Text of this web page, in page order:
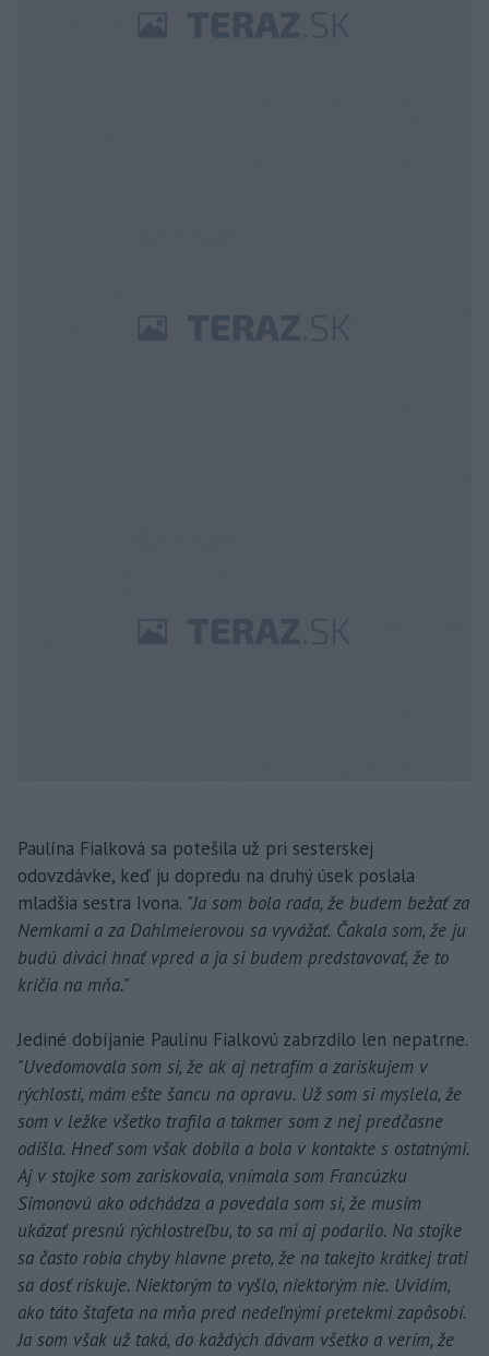
Paulína Fialková sa potešila už pri sesterskej
odovzdávke, keď ju dopredu na druhý úsek poslala
mladšia sestra Ivona. "Ja som bola rada, že budem bežať za
Nemkami a za Dahlmeierovou sa vyvážať. Čakala som, že ju
budú diváci hnať vpred a ja si budem predstavovať, že to
kričia na mňa."
Jediné dobíjanie Paulínu Fialkovú zabrzdilo len nepatrne.
"Uvedomovala som si, že ak aj netrafím a zariskujem v
rýchlosti, mám ešte šancu na opravu. Už som si myslela, že
som v ležke všetko trafila a takmer som z nej predčasne
odišla. Hneď som však dobila a bola v kontakte s ostatnými.
Aj v stojke som zariskovala, vnímala som Francúzku
Simonovú ako odchádza a povedala som si, že musím
ukázať presnú rýchlostreľbu, to sa mi aj podarilo. Na stojke
sa často robia chyby hlavne preto, že na takejto krátkej trati
sa dosť riskuje. Niektorým to vyšlo, niektorým nie. Uvidím,
ako táto štafeta na mňa pred nedeľnými pretekmi zapôsobí.
Ja som však už taká, do každých dávam všetko a verím, že